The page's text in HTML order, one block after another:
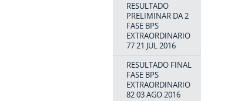
RESULTADO
PRELIMINAR DA 2
FASE BPS
EXTRAORDINARIO
77 21 JUL 2016
RESULTADO FINAL
FASE BPS
EXTRAORDINARIO
82 03 AGO 2016